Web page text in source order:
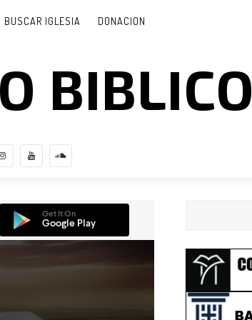
BUSCAR IGLESIA DONACION
BIBLICO